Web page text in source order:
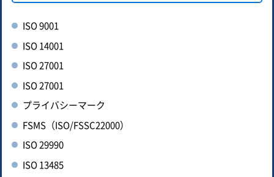
ISO 9001
ISO 14001
ISO 27001
ISO 27001
プライバシーマーク
FSMS（ISO/FSSC22000）
ISO 29990
ISO 13485